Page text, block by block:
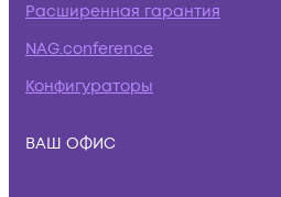
Расширенная гарантия
NAG.conference
Конфигураторы
ВАШ ОФИС